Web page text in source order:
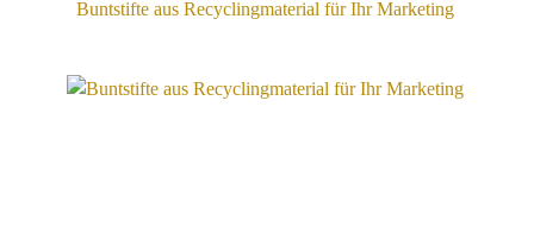
Buntstifte aus Recyclingmaterial für Ihr Marketing